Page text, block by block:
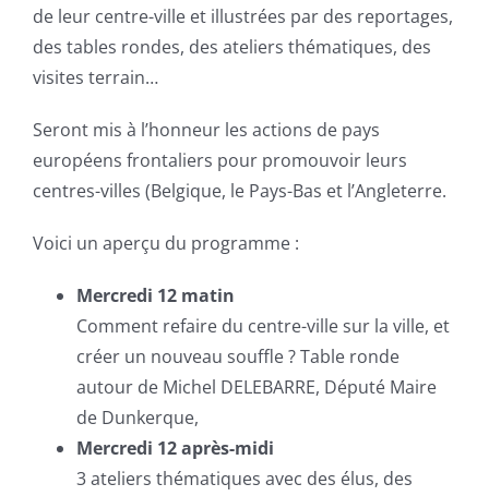
de leur centre-ville et illustrées par des reportages,
des tables rondes, des ateliers thématiques, des
visites terrain…
Seront mis à l’honneur les actions de pays
européens frontaliers pour promouvoir leurs
centres-villes (Belgique, le Pays-Bas et l’Angleterre.
Voici un aperçu du programme :
Mercredi 12 matin
Comment refaire du centre-ville sur la ville, et
créer un nouveau souffle ? Table ronde
autour de Michel DELEBARRE, Député Maire
de Dunkerque,
Mercredi 12 après-midi
3 ateliers thématiques avec des élus, des